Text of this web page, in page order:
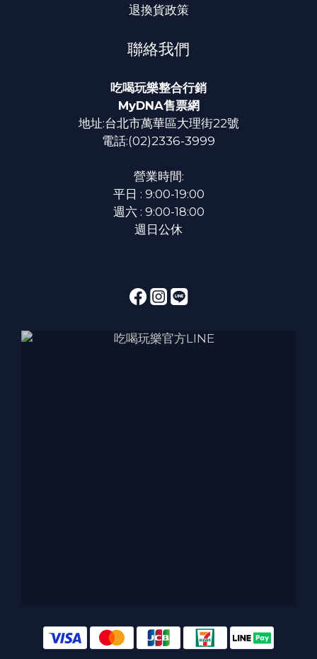
退換貨政策
聯絡我們
吃喝玩樂整合行銷
MyDNA售票網
地址:台北市萬華區大理街22號
電話:(02)2336-3999
營業時間:
平日 : 9:00-19:00
週六 : 9:00-18:00
週日公休